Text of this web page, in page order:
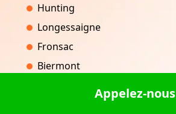
Hunting
Longessaigne
Fronsac
Biermont
Appelez-nous